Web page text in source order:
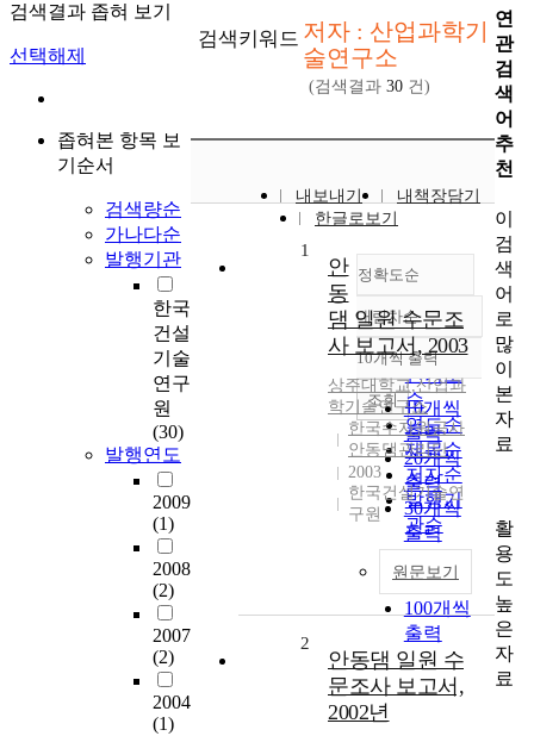
검색결과 좁혀 보기
선택해제
좁혀본 항목 보
기순서
검색량순
가나다순
발행기관
한국
건설
기술
연구
원
(30)
발행연도
2009
(1)
2008
(2)
2007
(2)
2004
(1)
검색키워드 저자 : 산업과학기
술연구소
(검색결과 30 건)
내보내기
내책장담기
한글로보기
정확도순
정확도
순
인기도
순
연도순
제목순
저자순
발행기
관순
내림차순
내림차순
10개씩 출력
10개씩
출력
20개씩
출력
30개씩
출력
출력
100개씩
출력
조회
1
안
동
댐 일원 수문조
사 보고서, 2003
상주대학교,산업과
학기술연구소
한국수자원공사
안동댐관리단
2003
한국건설기술연
구원
원문보기
2
안동댐 일원 수
문조사 보고서,
2002년
연
관
검
색
어
추
천
이
검
색
어
로
많
이
본
자
료
활
용
도
높
은
자
료